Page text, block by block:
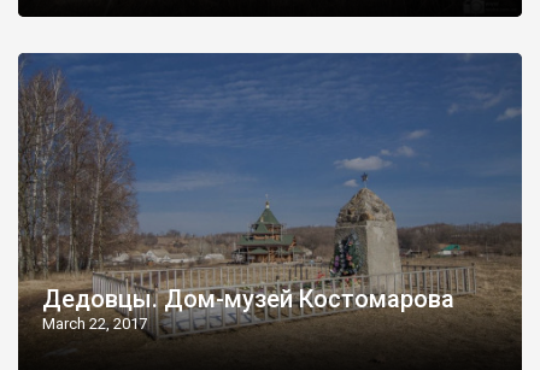
Дедовцы. Дом-музей Костомарова
March 22, 2017